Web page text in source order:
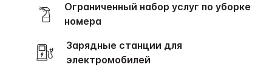
Ограниченный набор услуг по уборке
номера
Зарядные станции для
электромобилей